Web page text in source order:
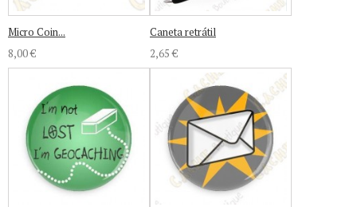
Micro Coin...
8,00 €
Caneta retrátil
2,65 €